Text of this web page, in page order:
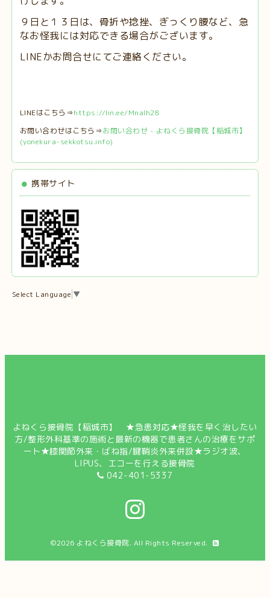
９日と１３日は、 骨折や捻挫、ぎっくり腰など、急
なお怪我には対応できる場合がございます。
LINEかお問合せにてご連絡ください。
LINEはこちら⇒https://lin.ee/MnaIh2B
お問い合わせはこちら⇒お問い合わせ - よねくら接骨院【稲城市】
(yonekura-sekkotsu.info)
携帯サイト
Select Language ▼
よねくら接骨院【稲城市】 ★急患対応★怪我を早く治したい
方/整形外科基準の施術と最新の機器で患者さんの治療をサポ
ート★膝関節外来・ばね指/腱鞘炎外来併設★ラジオ波、
LIPUS、エコーを行える接骨院
042-401-5337
©2026 よねくら接骨院. All Rights Reserved.